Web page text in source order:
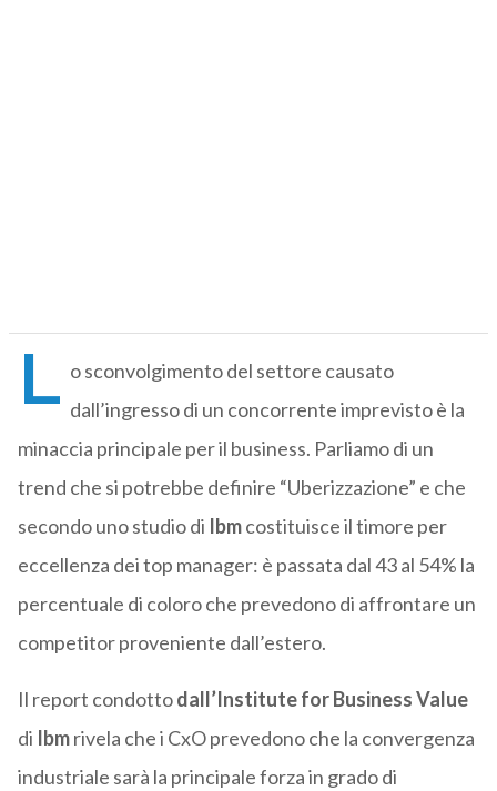
L o sconvolgimento del settore causato
dall’ingresso di un concorrente imprevisto è la
minaccia principale per il business. Parliamo di un
trend che si potrebbe definire “Uberizzazione” e che
secondo uno studio di Ibmcostituisce il timore per
eccellenza dei top manager: è passata dal 43 al 54% la
percentuale di coloro che prevedono di affrontare un
competitor proveniente dall’estero.
Il report condottodall’InstituteforBusinessValue
di Ibmrivela che i CxO prevedono che la convergenza
industriale sarà la principale forza in grado di